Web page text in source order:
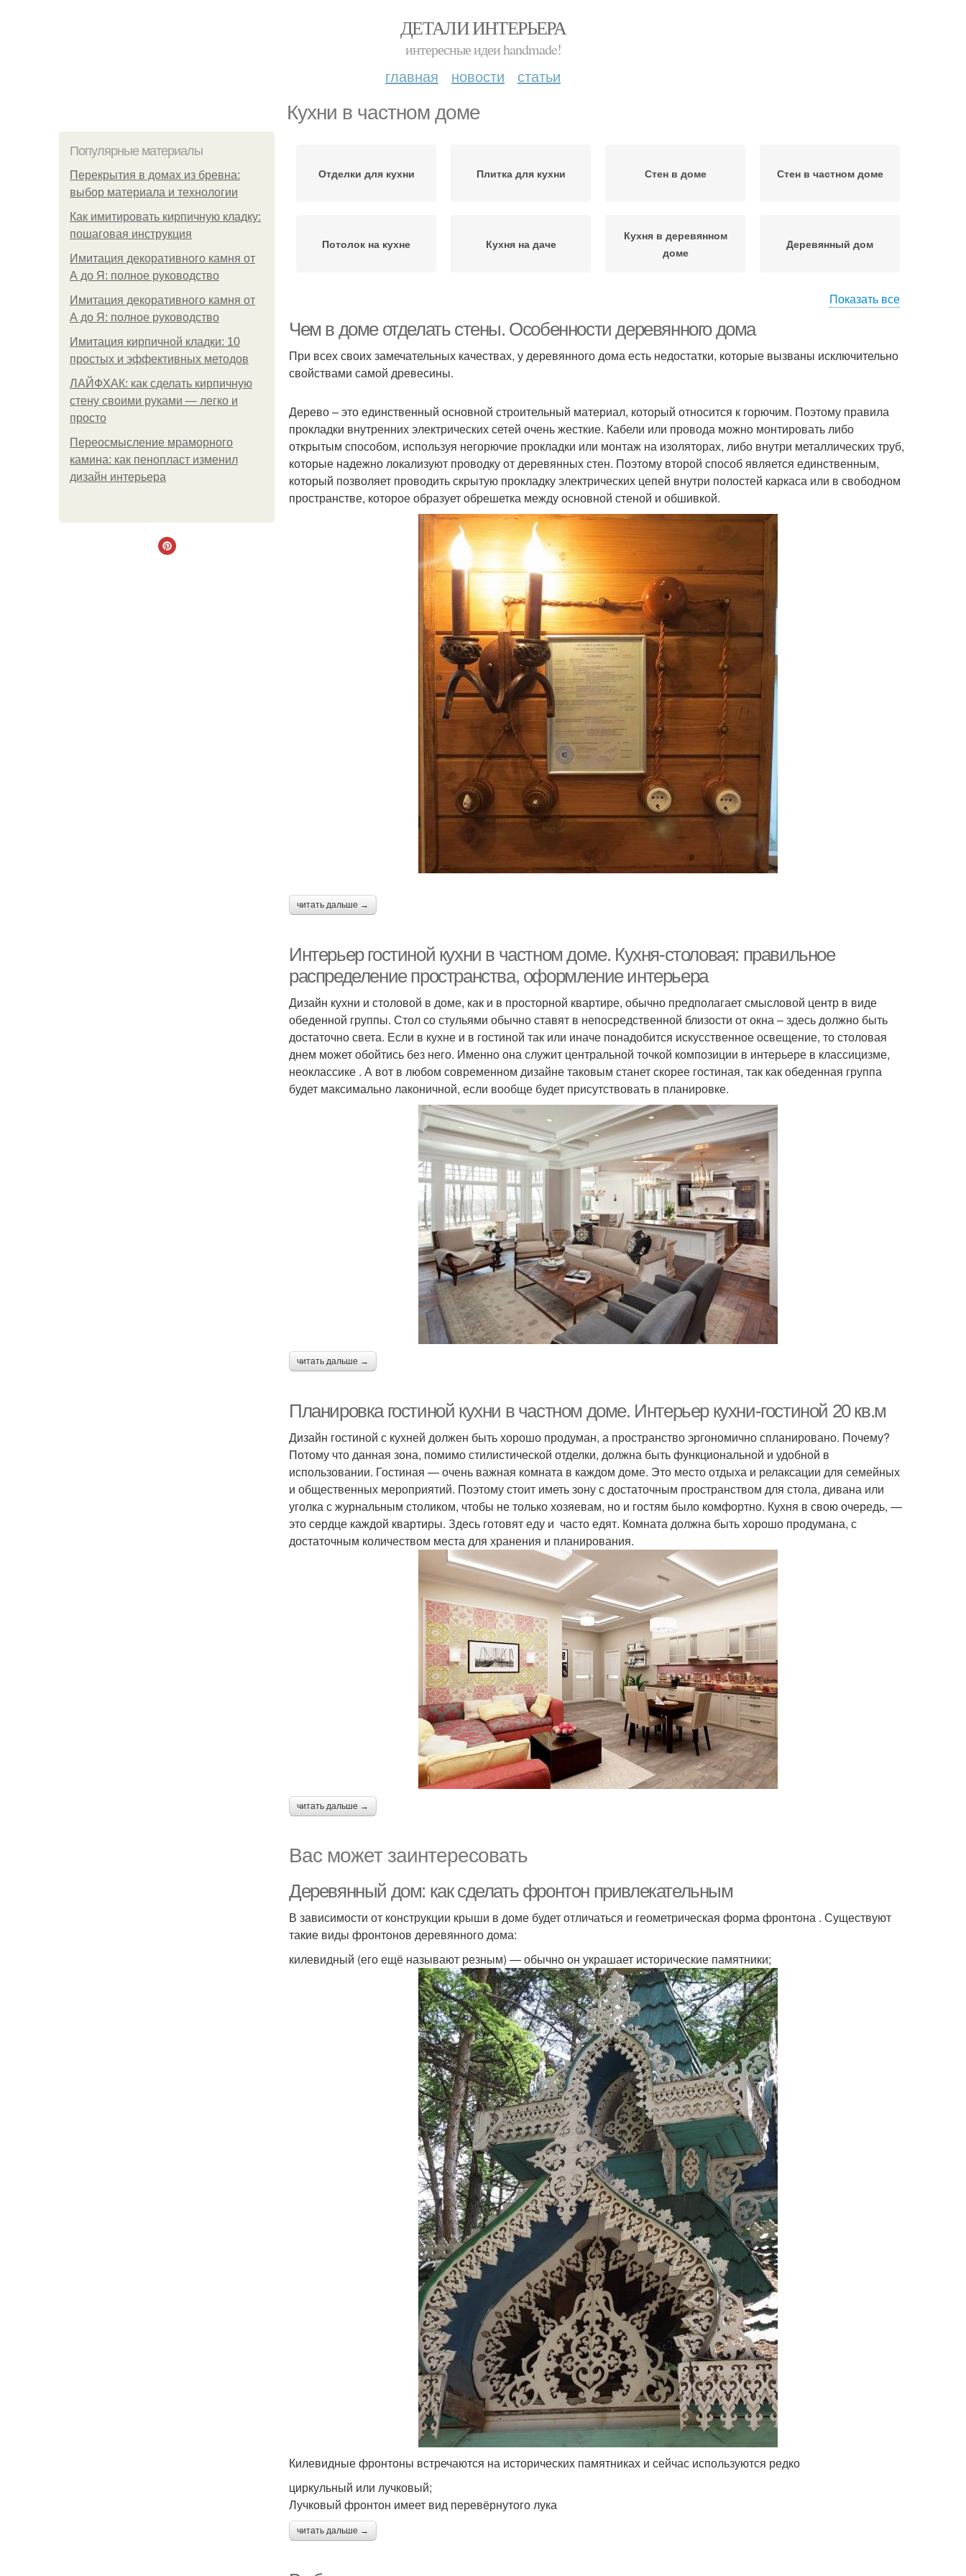
ДЕТАЛИ ИНТЕРЬЕРА
интересные идеи handmade!
главная новости статьи
Кухни в частном доме
Популярные материалы
Перекрытия в домах из бревна:
выбор материала и технологии
Как имитировать кирпичную кладку:
пошаговая инструкция
Имитация декоративного камня от
А до Я: полное руководство
Имитация декоративного камня от
А до Я: полное руководство
Имитация кирпичной кладки: 10
простых и эффективных методов
ЛАЙФХАК: как сделать кирпичную
стену своими руками — легко и
просто
Переосмысление мраморного
камина: как пенопласт изменил
дизайн интерьера
Отделки для кухни Плитка для кухни Стен в доме Стен в частном доме
Потолок на кухне Кухня на даче
Кухня в деревянном
доме
Деревянный дом
стиле
Кухни в деревянном
Показать все
Чем в доме отделать стены. Особенности деревянного дома
При всех своих замечательных качествах, у деревянного дома есть недостатки, которые вызваны исключительно
свойствами самой древесины.
Дерево – это единственный основной строительный материал, который относится к горючим. Поэтому правила
прокладки внутренних электрических сетей очень жесткие. Кабели или провода можно монтировать либо
открытым способом, используя негорючие прокладки или монтаж на изоляторах, либо внутри металлических труб,
которые надежно локализуют проводку от деревянных стен. Поэтому второй способ является единственным,
который позволяет проводить скрытую прокладку электрических цепей внутри полостей каркаса или в свободном
пространстве, которое образует обрешетка между основной стеной и обшивкой.
читать дальше →
Интерьер гостиной кухни в частном доме. Кухня-столовая: правильное
распределение пространства, оформление интерьера
Дизайн кухни и столовой в доме, как и в просторной квартире, обычно предполагает смысловой центр в виде
обеденной группы. Стол со стульями обычно ставят в непосредственной близости от окна – здесь должно быть
достаточно света. Если в кухне и в гостиной так или иначе понадобится искусственное освещение, то столовая
днем может обойтись без него. Именно она служит центральной точкой композиции в интерьере в классицизме,
неоклассике . А вот в любом современном дизайне таковым станет скорее гостиная, так как обеденная группа
будет максимально лаконичной, если вообще будет присутствовать в планировке.
читать дальше →
Планировка гостиной кухни в частном доме. Интерьер кухни-гостиной 20 кв.м
Дизайн гостиной с кухней должен быть хорошо продуман, а пространство эргономично спланировано. Почему?
Потому что данная зона, помимо стилистической отделки, должна быть функциональной и удобной в
использовании. Гостиная — очень важная комната в каждом доме. Это место отдыха и релаксации для семейных
и общественных мероприятий. Поэтому стоит иметь зону с достаточным пространством для стола, дивана или
уголка с журнальным столиком, чтобы не только хозяевам, но и гостям было комфортно. Кухня в свою очередь, —
это сердце каждой квартиры. Здесь готовят еду и часто едят. Комната должна быть хорошо продумана, с
достаточным количеством места для хранения и планирования.
читать дальше →
Вас может заинтересовать
Деревянный дом: как сделать фронтон привлекательным
В зависимости от конструкции крыши в доме будет отличаться и геометрическая форма фронтона . Существуют
такие виды фронтонов деревянного дома:
килевидный (его ещё называют резным) — обычно он украшает исторические памятники;
Килевидные фронтоны встречаются на исторических памятниках и сейчас используются редко
циркульный или лучковый;
Лучковый фронтон имеет вид перевёрнутого лука
читать дальше →